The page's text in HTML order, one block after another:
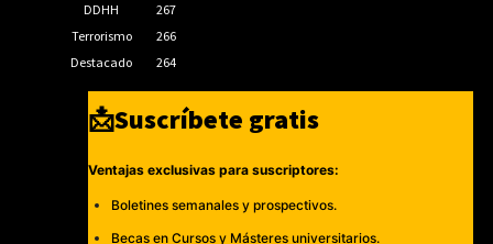
DDHH
267
Terrorismo
266
Destacado
264
📩Suscríbete gratis
Ventajas exclusivas para suscriptores:
Boletines semanales y prospectivos.
Becas en Cursos y Másteres universitarios.